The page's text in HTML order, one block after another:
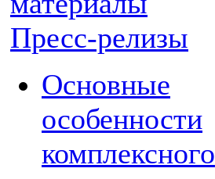
Пресс-релизы
Основные
особенности
комплексного